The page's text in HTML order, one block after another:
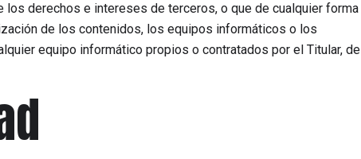
derechos e intereses de terceros, o que de cualquier forma
de los contenidos, los equipos informáticos o los
equipo informático propios o contratados por el Titular, de